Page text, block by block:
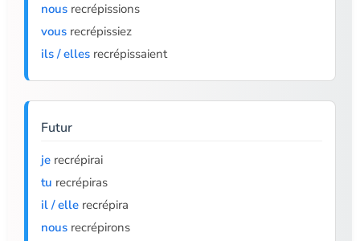
nous recrépissions
vous recrépissiez
ils / elles recrépissaient
Futur
je recrépirai
tu recrépiras
il / elle recrépira
nous recrépirons